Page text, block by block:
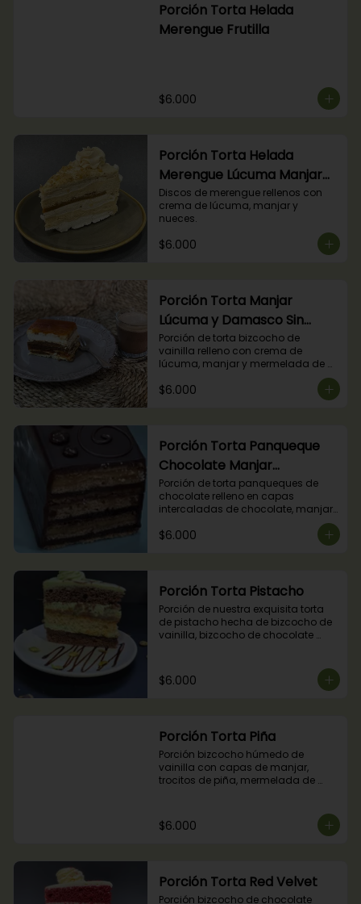
Porción Torta Helada
Merengue Frutilla
$6.000
Porción Torta Helada
Merengue Lúcuma Manjar
Nuez
Discos de merengue rellenos con
crema de lúcuma, manjar y
nueces.
$6.000
Porción Torta Manjar
Lúcuma y Damasco Sin
Azúcar
Porción de torta bizcocho de
vainilla relleno con crema de
lúcuma, manjar y mermelada de
diabéticos).
$6.000
Porción Torta Panqueque
Chocolate Manjar
Frambuesa
Porción de torta panqueques de
chocolate relleno en capas
intercaladas de chocolate, manjar
$6.000
Porción Torta Pistacho
Porción de nuestra exquisita torta
de pistacho hecha de bizcocho de
vainilla, bizcocho de chocolate
crema de pistachos.
$6.000
Porción Torta Piña
Porción bizcocho húmedo de
vainilla con capas de manjar,
trocitos de piña, mermelada de
$6.000
Porción Torta Red Velvet
Porción bizcocho de chocolate